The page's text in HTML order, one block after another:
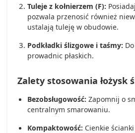
Tuleje z kołnierzem (F):
pozwala przenosić również
ustalają tuleję w obudowie.
Podkładki ślizgowe i taśmy:
prowadnic płaskich.
Zalety stosowania łożysk
Bezobsługowość: Zapomnij o
centralnym smarowaniu.
Kompaktowość: Cienkie